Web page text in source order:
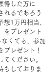
得した方に
れるであろう
想1万円相当、
をプレゼント
くても、参加
プレゼント！
てください。
ちしておりま